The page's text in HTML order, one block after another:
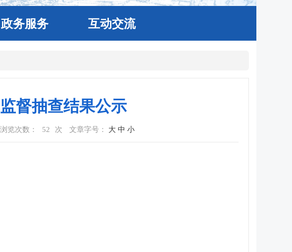
政务服务 互动交流
督抽查结果公示
浏览次数： 52 次 文章字号： 大 中 小